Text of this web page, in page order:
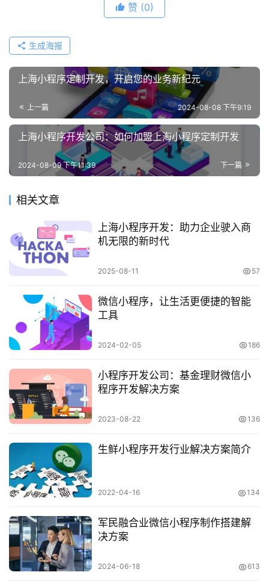
赞 (0)
生成海报
上海小程序定制开发，开启您的业务新纪元
上一篇 2024-08-08 下午9:19
上海小程序开发公司：如何加盟上海小程序定制开发
下一篇
2024-08-09 下午11:39
相关文章
上海小程序开发：助力企业驶入商
机无限的新时代
2025-08-11 57
微信小程序，让生活更便捷的智能
工具
2024-02-05 186
小程序开发公司：基金理财微信小
程序开发解决方案
2023-08-22 136
生鲜小程序开发行业解决方案简介
2022-04-16 134
军民融合业微信小程序制作搭建解
决方案
2024-06-18 613